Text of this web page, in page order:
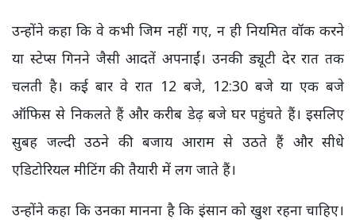
उन्होंने कहा कि वे कभी जिम नहीं गए, न ही नियमित वॉक करने
या स्टेप्स गिनने जैसी आदतें अपनाईं। उनकी ड्यूटी देर रात तक
चलती है। कई बार वे रात 12 बजे, 12:30 बजे या एक बजे
ऑफिस से निकलते हैं और करीब डेढ़ बजे घर पहुंचते हैं। इसलिए
सुबह जल्दी उठने की बजाय आराम से उठते हैं और सीधे
एडिटोरियल मीटिंग की तैयारी में लग जाते हैं।
उन्होंने कहा कि उनका मानना है कि इंसान को खुश रहना चाहिए।